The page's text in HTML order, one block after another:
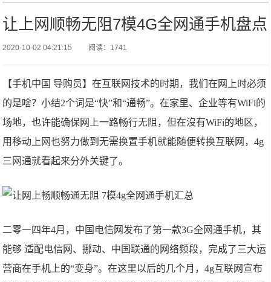
让上网顺畅无阻7模4G全网通手机盘点
2020-10-02 04:21:15 阅读：1741
【手机中国 导购员】在互联网技术的时期，我们在网上时必须
的是啥？小结2个词是“快”和“通畅”。在家里、企业等有WiFi的
场地，也许能确保网上一路畅行无阻，但在沒有WiFi的地区，
用移动上网也努力做到无需换置手机就能随便转换互联网，4g
三网通就看起来分外关键了。
二零一四年4月，中国电信网发布了第一款3G全网通手机，其
能够 适配电信网、挪动、中国联通的网络频段，完成了三大运
营商在手机上的“变身”。在这里以后的几个月，4g互联网宣布